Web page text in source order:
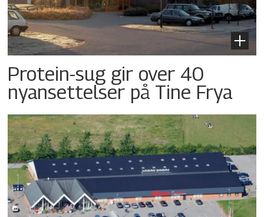
Protein-sug gir over 40
nyansettelser på Tine Frya